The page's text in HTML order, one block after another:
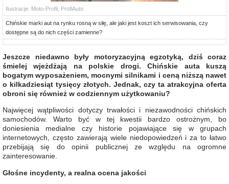
Ilustracje: Moto-Profil, ProfiAuto
Chińskie marki aut na rynku rosną w siłę, ale jaki jest koszt ich serwisowania, czy
dostępne są do nich części zamienne?
Jeszcze niedawno były motoryzacyjną egzotyką, dziś coraz
śmielej wjeżdżają na polskie drogi. Chińskie auta kuszą
bogatym wyposażeniem, mocnymi silnikami i ceną niższą nawet
o kilkadziesiąt tysięcy złotych. Jednak, czy ta atrakcyjna oferta
obroni się również w codziennym użytkowaniu?
Najwięcej wątpliwości dotyczy trwałości i niezawodności chińskich
samochodów. Warto być w tej kwestii bardzo ostrożnym, bo
doniesienia medialne czy historie pojawiające się w grupach
internetowych, często zawierają wiele niedopowiedzeń i za to łatwo
przebijają się do opinii publicznej ze względu na ogromne
zainteresowanie.
Głośne incydenty, a realna ocena jakości